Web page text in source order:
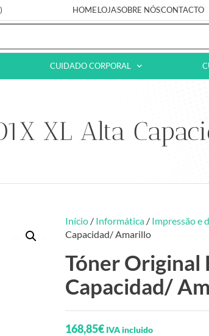
HOMELOJASOBRE NÓSCONTACTO
CUIDADO CORPORAL
XL Alta
Início / Informática / Impressão e
Capacidad/ Amarillo
Tóner Original
Capacidad/
168,85€ IVA incluido